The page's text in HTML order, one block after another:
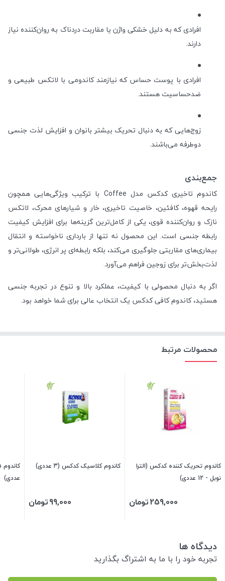
افرادی که به دلیل خشکی واژن یا مقاربت دردناک به روان‌کننده نیاز
دارند.
افرادی با پوست حساس که نیازمند کاندومی با لاتکس طبیعی و
ضدحساسیت هستند.
زوج‌هایی که به دنبال تحریک بیشتر بانوان و افزایش لذت جنسی
دوطرفه می‌باشند.
جمع‌بندی
کاندوم تاخیری کدکس مدل Coffee با ترکیب ویژگی‌هایی همچون
رایحه قهوه، کافئین، خاصیت تاخیری، خار و شیارهای محرک، لاتکس
نازک و روان‌کننده قوی، یکی از کامل‌ترین گزینه‌ها برای افزایش کیفیت
رابطه جنسی است. این محصول نه تنها از بارداری ناخواسته و انتقال
بیماری‌های مقاربتی جلوگیری می‌کند، بلکه رابطه‌ای پر انرژی، طولانی‌تر و
لذت‌بخش‌تر برای زوجین فراهم می‌آورد.
اگر به دنبال محصولی با کیفیت، عملکرد بالا و تنوع در تجربه جنسی
هستید، کاندوم کافی کدکس یک انتخاب عالی برای شما خواهد بود.
محصولات مرتبط
کاندوم تحریک کننده کدکس (الترا
نوبل - 12 عددی)
259,000تومان
کاندوم کلاسیک کدکس (3 عددی)
99,000تومان
عددی)
دیدگاه ها
تجربه خود را با ما به اشتراگ بگذارید